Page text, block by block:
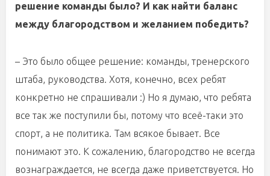
решение команды было? И как найти баланс
между благородством и желанием победить?
– Это было общее решение: команды, тренерского
штаба, руководства. Хотя, конечно, всех ребят
конкретно не спрашивали :) Но я думаю, что ребята
все так же поступили бы, потому что всеё-таки это
спорт, а не политика. Там всякое бывает. Все
понимают это. К сожалению, благородство не всегда
вознаграждается, не всегда даже приветствуется. Но